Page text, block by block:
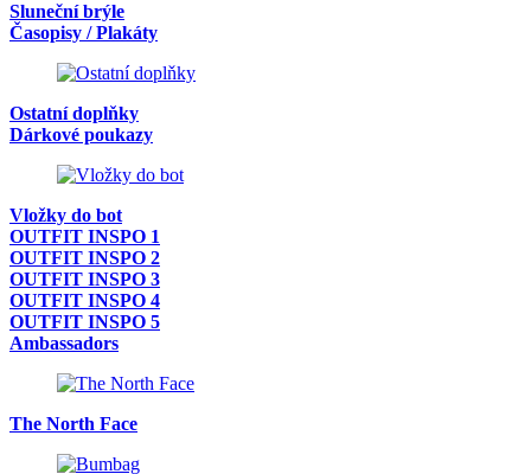
Sluneční brýle
Časopisy / Plakáty
Ostatní doplňky
Dárkové poukazy
Vložky do bot
OUTFIT INSPO 1
OUTFIT INSPO 2
OUTFIT INSPO 3
OUTFIT INSPO 4
OUTFIT INSPO 5
Ambassadors
The North Face